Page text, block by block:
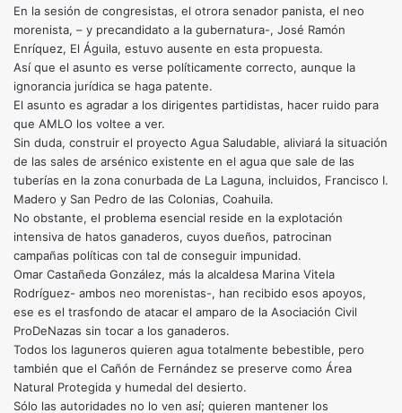
En la sesión de congresistas, el otrora senador panista, el neo
morenista, – y precandidato a la gubernatura-, José Ramón
Enríquez, El Águila, estuvo ausente en esta propuesta.
Así que el asunto es verse políticamente correcto, aunque la
ignorancia jurídica se haga patente.
El asunto es agradar a los dirigentes partidistas, hacer ruido para
que AMLO los voltee a ver.
Sin duda, construir el proyecto Agua Saludable, aliviará la situación
de las sales de arsénico existente en el agua que sale de las
tuberías en la zona conurbada de La Laguna, incluidos, Francisco I.
Madero y San Pedro de las Colonias, Coahuila.
No obstante, el problema esencial reside en la explotación
intensiva de hatos ganaderos, cuyos dueños, patrocinan
campañas políticas con tal de conseguir impunidad.
Omar Castañeda González, más la alcaldesa Marina Vitela
Rodríguez- ambos neo morenistas-, han recibido esos apoyos,
ese es el trasfondo de atacar el amparo de la Asociación Civil
ProDeNazas sin tocar a los ganaderos.
Todos los laguneros quieren agua totalmente bebestible, pero
también que el Cañón de Fernández se preserve como Área
Natural Protegida y humedal del desierto.
Sólo las autoridades no lo ven así; quieren mantener los